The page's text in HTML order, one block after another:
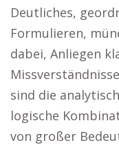
Deutliches,
Formulieren,
dabei, Anliegen
sind die
logische
von großer